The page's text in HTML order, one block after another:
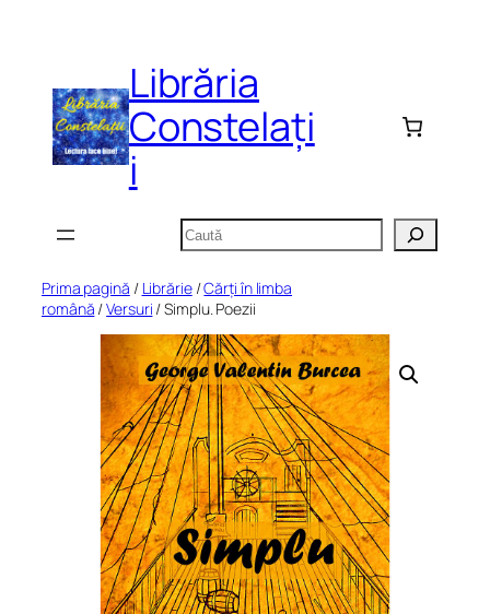
Librăria
Constelați
i
Caută
Prima pagină / Librărie/Cărți în limba
română /Versuri / Simplu. Poezii